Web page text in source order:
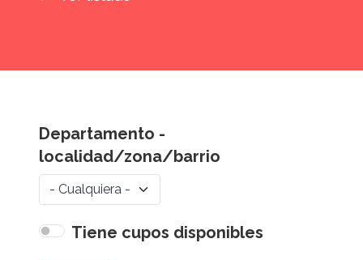
Departamento -
localidad/zona/barrio
Tiene cupos disponibles